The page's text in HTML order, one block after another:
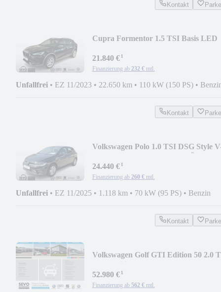
Kontakt
Cupra Formentor 1.5 TSI Basis LED
21.840 €¹
Finanzierung ab 232 € mtl.
Unfallfrei • EZ 11/2023 • 22.650 km • 110 kW (150 PS) •
Kontakt
Volkswagen Polo 1.0 TSI DSG Style
24.440 €¹
Finanzierung ab 260 € mtl.
Unfallfrei • EZ 11/2025 • 1.118 km • 70 kW (95 PS) • Benzin
Kontakt
Volkswagen Golf GTI Edition 50 2.0
52.980 €¹
Finanzierung ab 562 € mtl.